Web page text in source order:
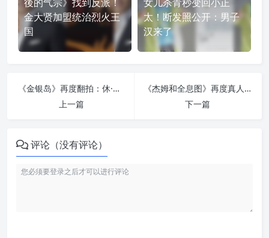
金大贤加盟统治烈火王
国
太！断发照公开：男子
汉来了
《金银岛》再度翻拍：休·杰克曼演海盗反派，雷德利·斯科特掌舵新版寻宝名著
上一篇
《杰姆和全息图》再度真人化：诺兰夫妇能让这部八十年代动画翻身吗？
下一篇
评论（没有评论）